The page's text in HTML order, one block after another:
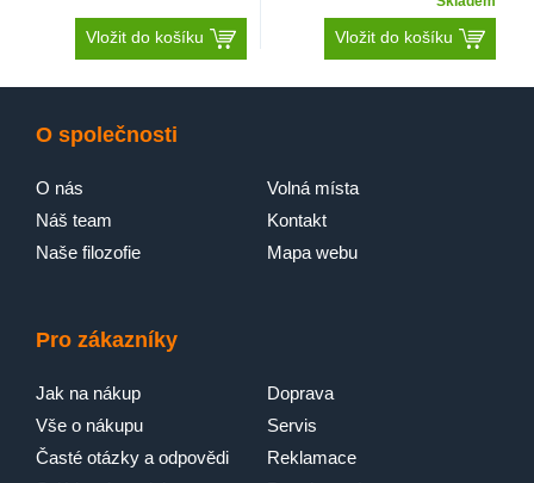
Vložit do košíku Vložit do košíku
O společnosti
O nás
Náš team
Naše filozofie
Volná místa
Kontakt
Mapa webu
Pro zákazníky
Jak na nákup
Vše o nákupu
Časté otázky a odpovědi
Doprava
Servis
Reklamace